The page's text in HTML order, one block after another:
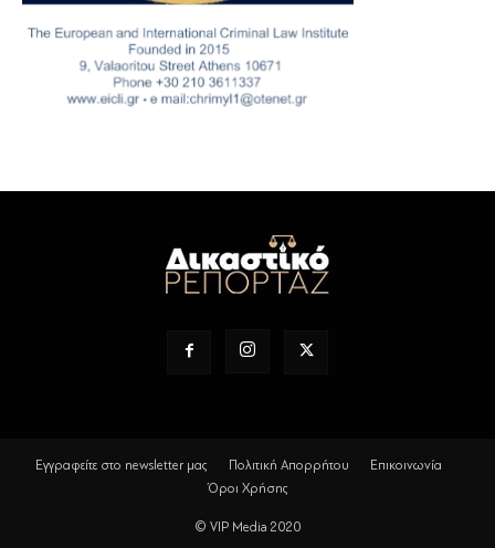
Εγγραφείτε στο newsletter μας Πολιτική Απορρήτου
Επικοινωνία
Όροι Χρήσης
© VIP Media 2020